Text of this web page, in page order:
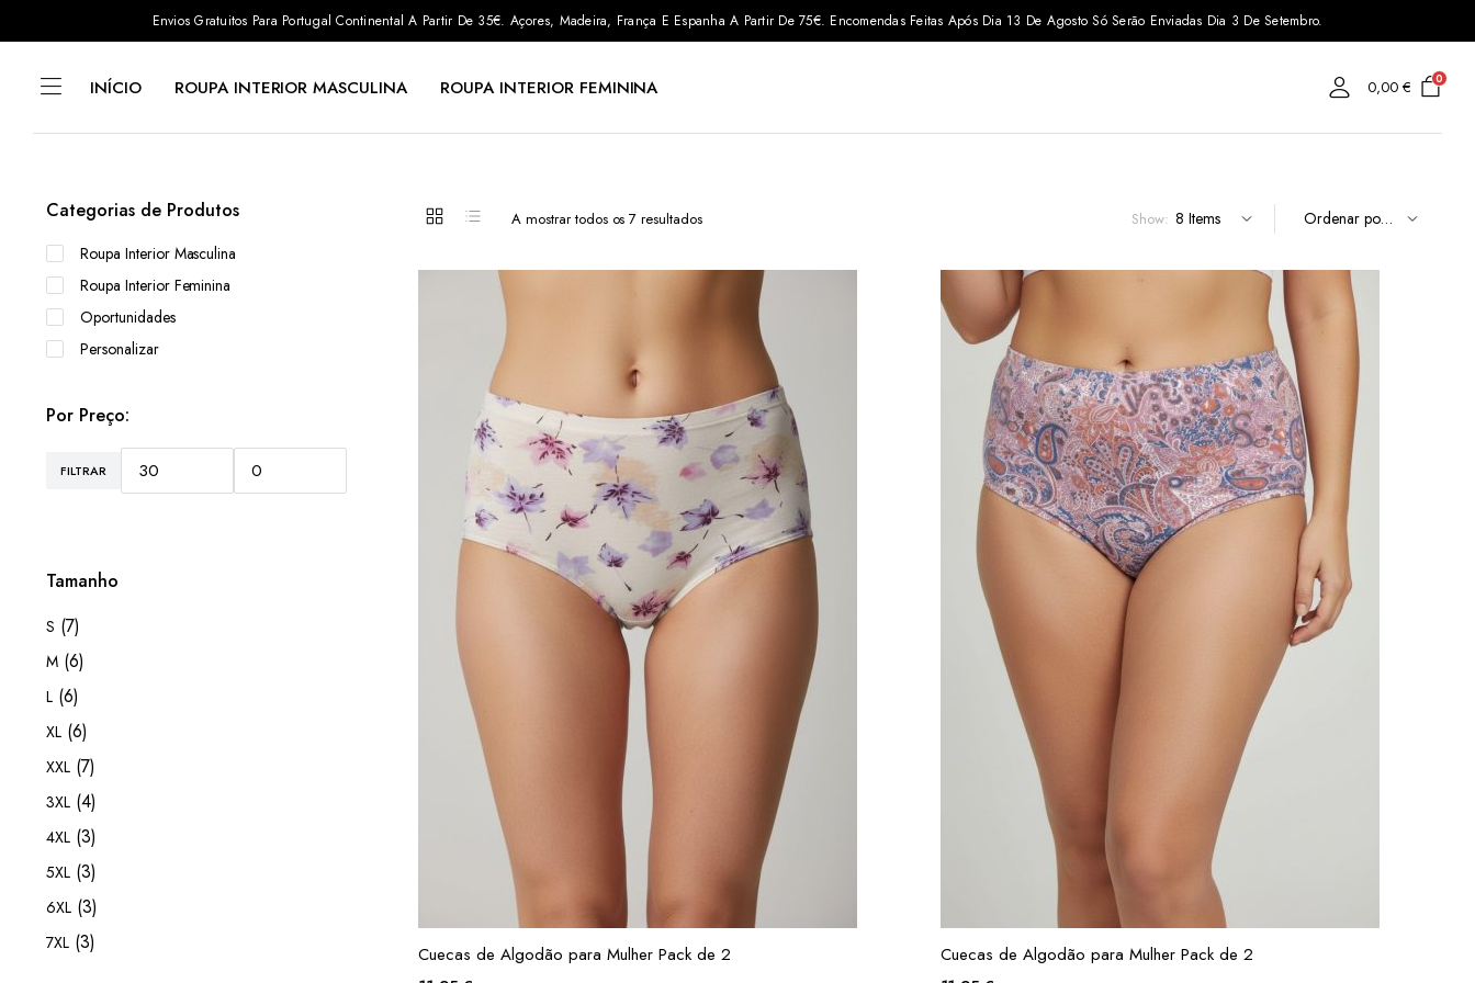
Envios Gratuitos Para Portugal Continental A Partir De 35€. Açores, Madeira, França E Espanha A Partir De 75€. Encomendas Feitas Após Dia 13 De Agosto Só Serão Enviadas Dia 3 De Setembro.
INÍCIO ROUPA INTERIOR MASCULINA ROUPA INTERIOR FEMININA 0,00€ 0
A mostrar todos os 7 resultadosOrdenado
Show:
Cuecas de Algodão para Mulher Pack de 2
Cuecas de Algodão para Mulher Pack de 2
Categorias de Produtos
Roupa Interior Masculina
Roupa Interior Feminina
Oportunidades
Personalizar
Por Preço:
FILTRAR
Tamanho
S (7)
M (6)
L (6)
XL (6)
XXL (7)
3XL (4)
4XL (3)
5XL (3)
6XL (3)
7XL (3)